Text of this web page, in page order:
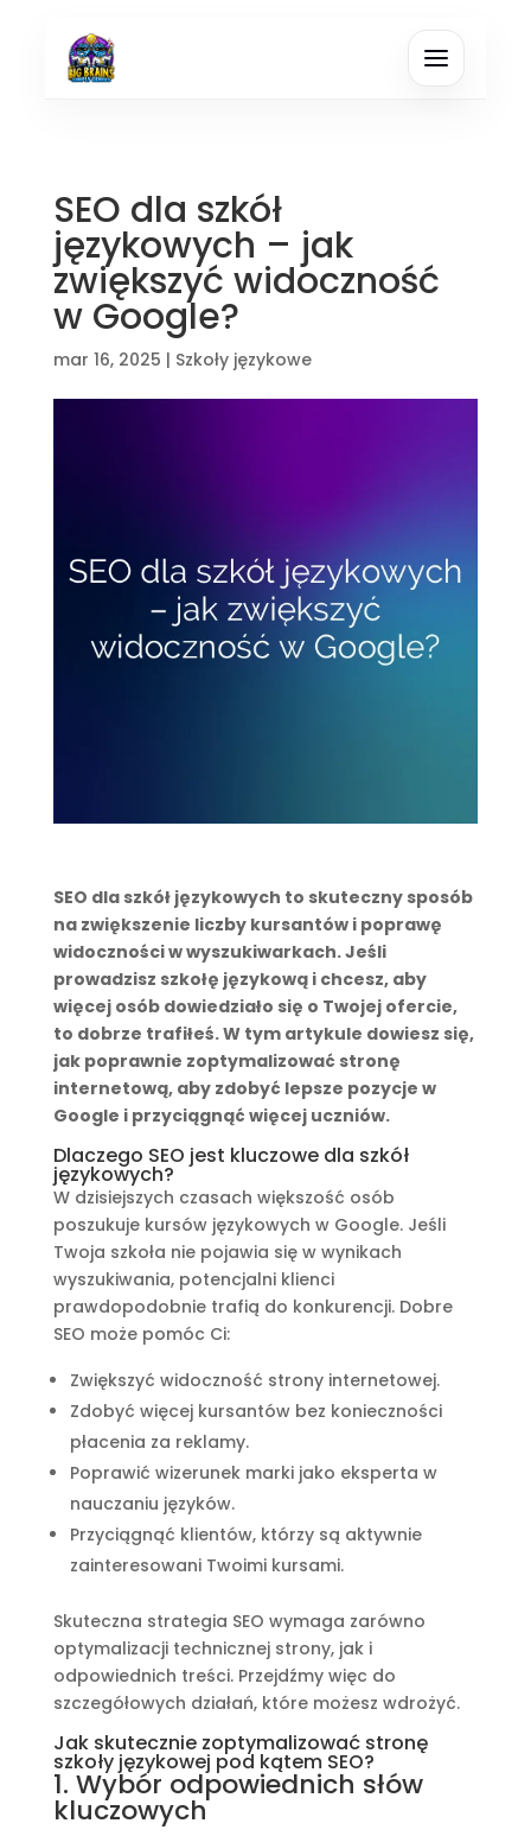
SEO dla szkół
językowych – jak
zwiększyć widoczność
w Google?
mar 16, 2025 | Szkoły językowe
SEO dla szkół językowych to skuteczny sposób
na zwiększenie liczby kursantów i poprawę
widoczności w wyszukiwarkach. Jeśli
prowadzisz szkołę językową i chcesz, aby
więcej osób dowiedziało się o Twojej ofercie,
to dobrze trafiłeś. W tym artykule dowiesz się,
jak poprawnie zoptymalizować stronę
internetową, aby zdobyć lepsze pozycje w
Google i przyciągnąć więcej uczniów.
Dlaczego SEO jest kluczowe dla szkół
językowych?
W dzisiejszych czasach większość osób
poszukuje kursów językowych w Google. Jeśli
Twoja szkoła nie pojawia się w wynikach
wyszukiwania, potencjalni klienci
prawdopodobnie trafią do konkurencji. Dobre
SEO może pomóc Ci:
Zwiększyć widoczność strony internetowej.
Zdobyć więcej kursantów bez konieczności
płacenia za reklamy.
Poprawić wizerunek marki jako eksperta w
nauczaniu języków.
Przyciągnąć klientów, którzy są aktywnie
zainteresowani Twoimi kursami.
Skuteczna strategia SEO wymaga zarówno
optymalizacji technicznej strony, jak i
odpowiednich treści. Przejdźmy więc do
szczegółowych działań, które możesz wdrożyć.
Jak skutecznie zoptymalizować stronę
szkoły językowej pod kątem SEO?
1. Wybór odpowiednich słów
kluczowych